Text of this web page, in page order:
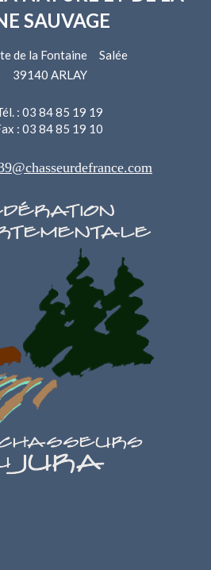
SAUVAGE
de la Fontaine Salée
ARLAY
: 03 84 85 19 19
03 84 85 19 10